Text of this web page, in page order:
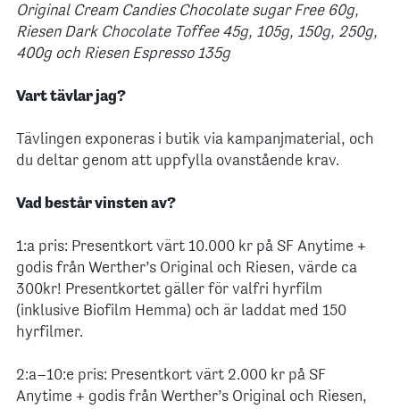
Original Cream Candies Chocolate sugar Free 60g,
Riesen Dark Chocolate Toffee 45g, 105g, 150g, 250g,
400g och Riesen Espresso 135g
Vart tävlar jag?
Tävlingen exponeras i butik via kampanjmaterial, och
du deltar genom att uppfylla ovanstående krav.
Vad består vinsten av?
1:a pris: Presentkort värt 10.000 kr på SF Anytime +
godis från Werther’s Original och Riesen, värde ca
300kr! Presentkortet gäller för valfri hyrfilm
(inklusive Biofilm Hemma) och är laddat med 150
hyrfilmer.
2:a–10:e pris: Presentkort värt 2.000 kr på SF
Anytime + godis från Werther’s Original och Riesen,